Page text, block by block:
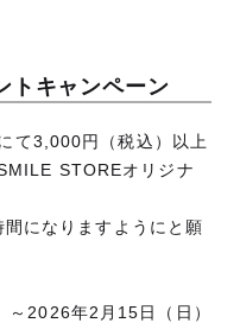
トキャンペーン
て3,000円（税込）以上
STOREオリジナ
になりますようにと願
2026年2月15日（日）